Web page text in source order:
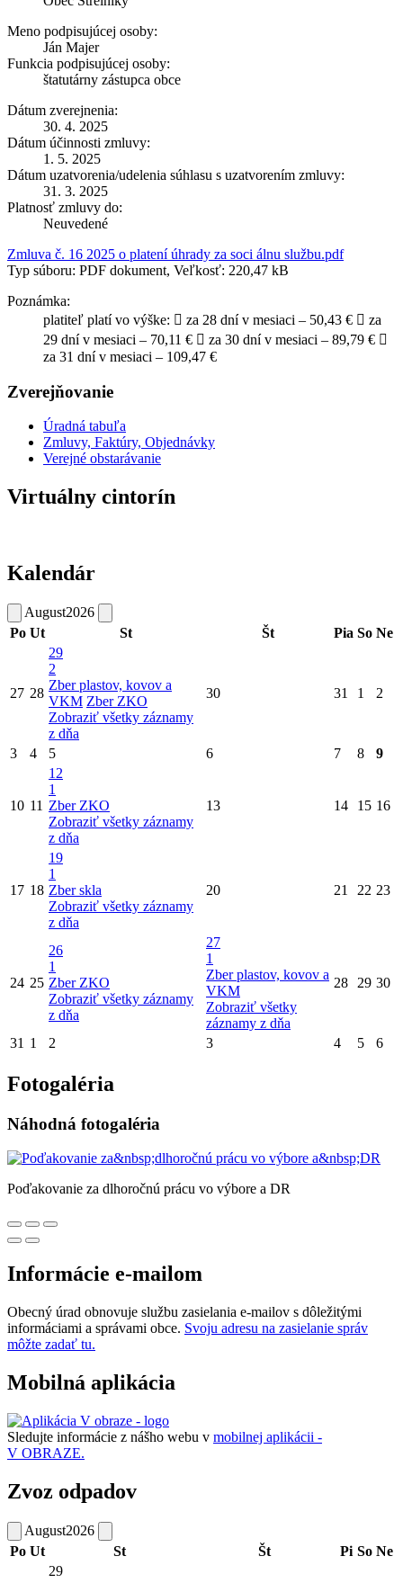
Meno podpisujúcej osoby:
Ján Majer
Funkcia podpisujúcej osoby:
štatutárny zástupca obce
Dátum zverejnenia:
30. 4. 2025
Dátum účinnosti zmluvy:
1. 5. 2025
Dátum uzatvorenia/udelenia súhlasu s uzatvorením zmluvy:
31. 3. 2025
Platnosť zmluvy do:
Neuvedené
Zmluva č. 16 2025 o platení úhrady za soci álnu službu.pdf
Typ súboru: PDF dokument, Veľkosť: 220,47 kB
Poznámka:
platiteľ platí vo výške:  za 28 dní v mesiaci – 50,43 €  za
29 dní v mesiaci – 70,11 €  za 30 dní v mesiaci – 89,79 € 
za 31 dní v mesiaci – 109,47 €
Zverejňovanie
Úradná tabuľa
Zmluvy, Faktúry, Objednávky
Verejné obstarávanie
Virtuálny cintorín
Kalendár
August2026
Po Ut St Št Pia So Ne
27 28
29
2
Zber plastov, kovov a
VKM Zber ZKO
Zobraziť všetky záznamy
z dňa
30 31 1 2
3 4 5 6 7 8 9
10 11
12
1
Zber ZKO
Zobraziť všetky záznamy
z dňa
13 14 15 16
17 18
19
1
Zber skla
Zobraziť všetky záznamy
z dňa
20 21 22 23
24 25
26
1
Zber ZKO
Zobraziť všetky záznamy
z dňa
27
1
Zber plastov, kovov a
VKM
Zobraziť všetky
záznamy z dňa
28 29 30
31 1 2 3 4 5 6
Fotogaléria
Náhodná fotogaléria
Poďakovanie za dlhoročnú prácu vo výbore a DR
Informácie e-mailom
Obecný úrad obnovuje službu zasielania e-mailov s dôležitými
informáciami a správami obce. Svoju adresu na zasielanie správ
môžte zadať tu.
Mobilná aplikácia
Sledujte informácie z nášho webu v mobilnej aplikácii -
V OBRAZE.
Zvoz odpadov
August2026
Po Ut St Št Pi So Ne
29